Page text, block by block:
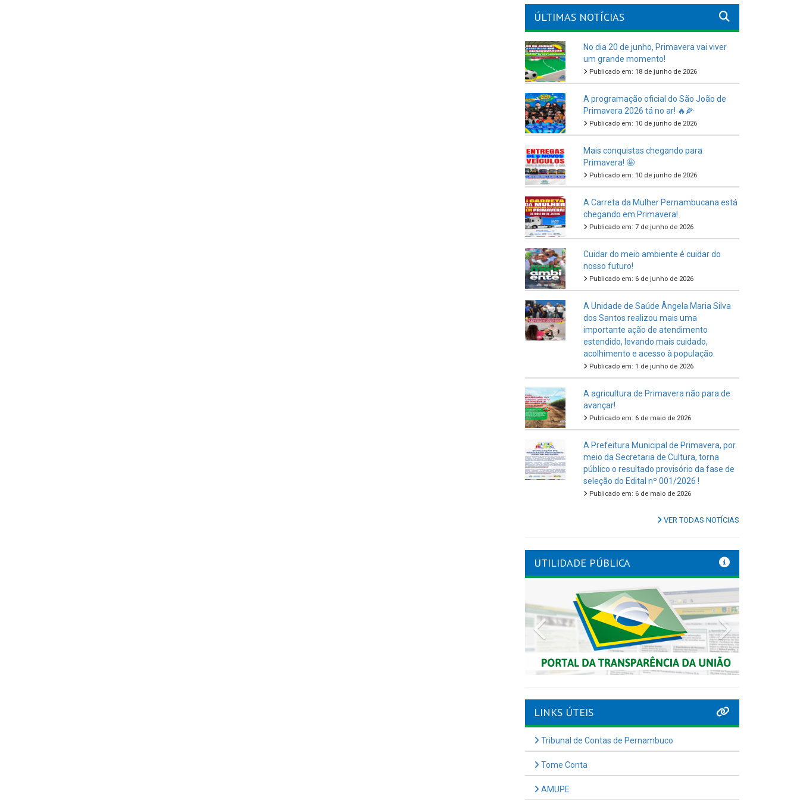
ÚLTIMAS NOTÍCIAS
No dia 20 de junho, Primavera vai viver
um grande momento!
Publicado em: 18 de junho de 2026
A programação oficial do São João de
Primavera 2026 tá no ar! 🔥🌽
Publicado em: 10 de junho de 2026
Mais conquistas chegando para
Primavera! 🤩
Publicado em: 10 de junho de 2026
A Carreta da Mulher Pernambucana está
chegando em Primavera!
Publicado em: 7 de junho de 2026
Cuidar do meio ambiente é cuidar do
nosso futuro!
Publicado em: 6 de junho de 2026
A Unidade de Saúde Ângela Maria Silva
dos Santos realizou mais uma
importante ação de atendimento
estendido, levando mais cuidado,
acolhimento e acesso à população.
Publicado em: 1 de junho de 2026
A agricultura de Primavera não para de
avançar!
Publicado em: 6 de maio de 2026
A Prefeitura Municipal de Primavera, por
meio da Secretaria de Cultura, torna
público o resultado provisório da fase de
seleção do Edital nº 001/2026 !
Publicado em: 6 de maio de 2026
VER TODAS NOTÍCIAS
UTILIDADE PÚBLICA
Previous
LINKS ÚTEIS
Tribunal de Contas de Pernambuco
Tome Conta
AMUPE